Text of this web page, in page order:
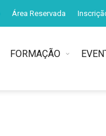
Área Reservada
FORMAÇÃO